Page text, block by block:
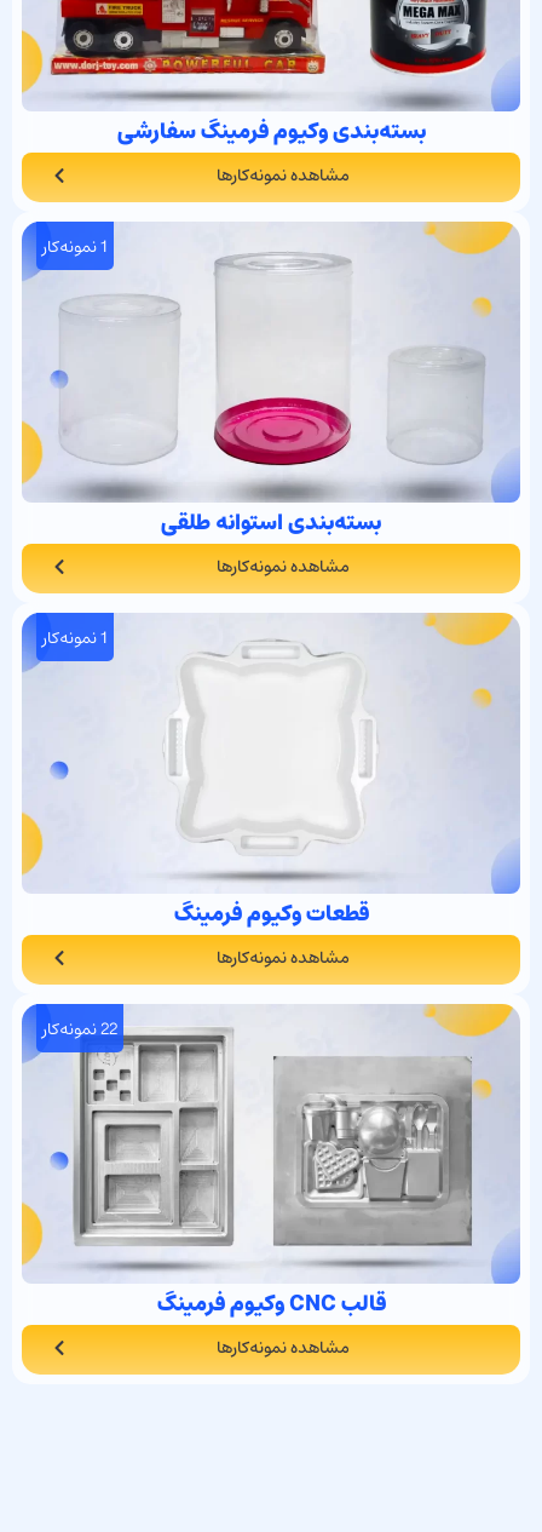
بسته‌بندی وکیوم فرمینگ سفارشی
مشاهده نمونه‌کارها
بسته‌بندی استوانه طلقی
مشاهده نمونه‌کارها
قطعات وکیوم فرمینگ
مشاهده نمونه‌کارها
22 نمونه‌کار
قالب CNC وکیوم فرمینگ
مشاهده نمونه‌کارها